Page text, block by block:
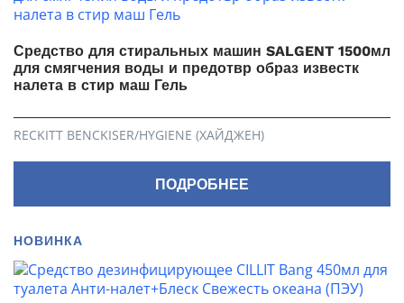
Средство для стиральных машин SALGENT 1500мл
для смягчения воды и предотвр образ известк
налета в стир маш Гель
RECKITT BENCKISER/HYGIENE (ХАЙДЖЕН)
ПОДРОБНЕЕ
НОВИНКА